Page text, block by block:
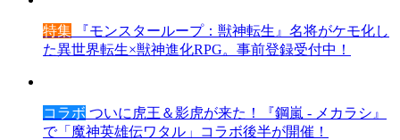
特集 『モンスターループ：獣神転生』名将がケモ化し
た異世界転生×獣神進化RPG。事前登録受付中！
コラボ ついに虎王＆影虎が来た！『鋼嵐 - メカラシ』
で「魔神英雄伝ワタル」コラボ後半が開催！